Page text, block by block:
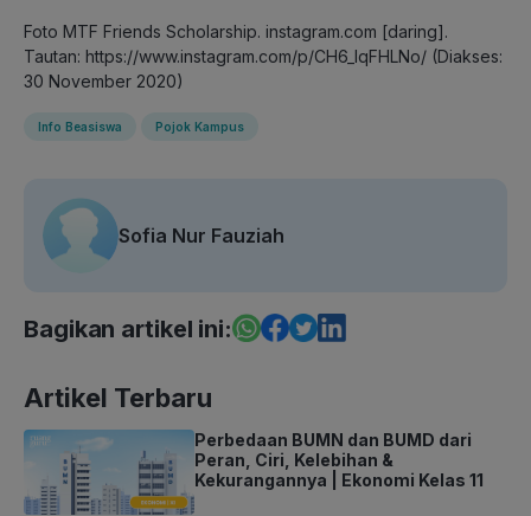
Foto MTF Friends Scholarship. instagram.com [daring].
Tautan: https://www.instagram.com/p/CH6_lqFHLNo/ (Diakses:
30 November 2020)
Info Beasiswa Pojok Kampus
Sofia Nur Fauziah
Bagikan artikel ini:
Artikel Terbaru
Perbedaan BUMN dan BUMD dari
Peran, Ciri, Kelebihan &
Kekurangannya | Ekonomi Kelas 11